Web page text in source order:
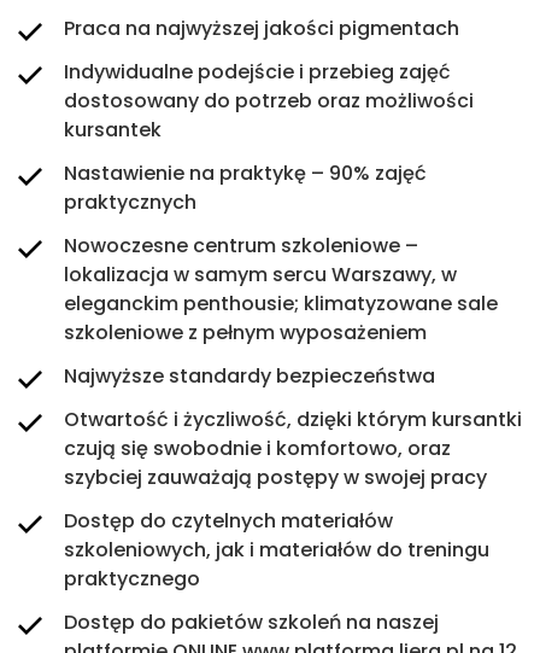
REMOVER PML
Przejdź
Szkolenia indywidualne
Przejdź
Praca na najwyższej jakości pigmentach
Indywidualne podejście i przebieg zajęć
dostosowany do potrzeb oraz możliwości
kursantek
Nastawienie na praktykę – 90% zajęć
praktycznych
Nowoczesne centrum szkoleniowe –
lokalizacja w samym sercu Warszawy, w
eleganckim penthousie; klimatyzowane sale
szkoleniowe z pełnym wyposażeniem
Najwyższe standardy bezpieczeństwa
Otwartość i życzliwość, dzięki którym kursantki
czują się swobodnie i komfortowo, oraz
szybciej zauważają postępy w swojej pracy
Dostęp do czytelnych materiałów
szkoleniowych, jak i materiałów do treningu
praktycznego
Dostęp do pakietów szkoleń na naszej